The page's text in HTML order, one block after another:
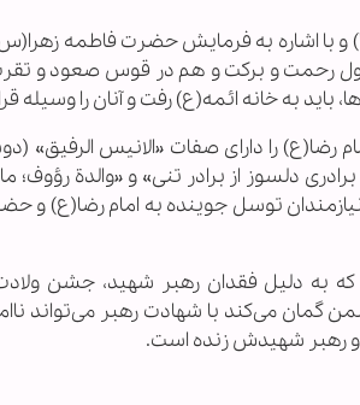
وی با استناد به آیه شریفه «وَ ابْتَغُوا إِلَیْهِ الْوَسِیلَةَ» (مائده، ۳۵) و با اشاره به
رحمت و برکت و هم در قوس صعود و
باید به خانه ائمه(ع) رفت و آنان را وسیله
رضا(ع) را دارای صفات «الانیس
دلسوز از برادر تنی» و «والدة رؤوف؛
توسل جوینده به امام رضا(ع)
که به دلیل فقدان رهبر شهید، جشن
می‌کند با شهادت رهبر می‌تواند
و رهبر شهیدش زنده است.